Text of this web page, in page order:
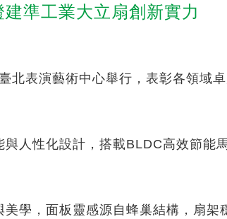
準工業大立扇創新實力
北表演藝術中心舉行，表彰各領域
人性化設計，搭載BLDC高效節能
學，面板靈感源自蜂巢結構，扇